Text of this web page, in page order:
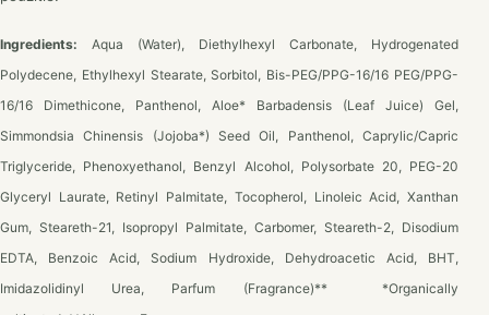
Ingredients: Aqua (Water), Diethylhexyl Carbonate, Hydrogenated
Polydecene, Ethylhexyl Stearate, Sorbitol, Bis-PEG/PPG-16/16 PEG/PPG-
16/16 Dimethicone, Panthenol, Aloe* Barbadensis (Leaf Juice) Gel,
Simmondsia Chinensis (Jojoba*) Seed Oil, Panthenol, Caprylic/Capric
Triglyceride, Phenoxyethanol, Benzyl Alcohol, Polysorbate 20, PEG-20
Glyceryl Laurate, Retinyl Palmitate, Tocopherol, Linoleic Acid, Xanthan
Gum, Steareth-21, Isopropyl Palmitate, Carbomer, Steareth-2, Disodium
EDTA, Benzoic Acid, Sodium Hydroxide, Dehydroacetic Acid, BHT,
Imidazolidinyl Urea, Parfum (Fragrance)** *Organically